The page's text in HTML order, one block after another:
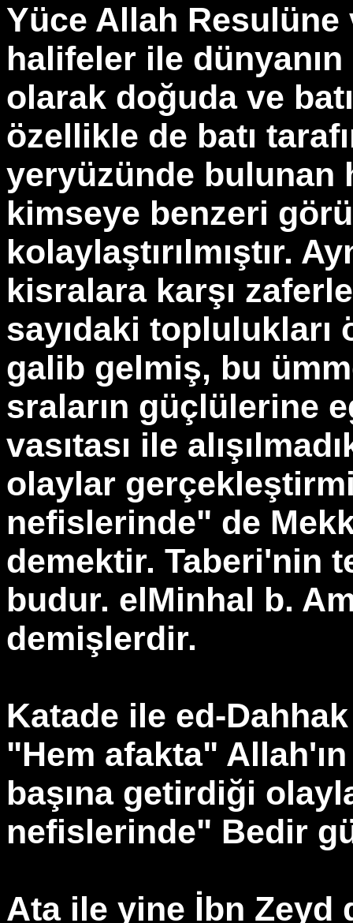
Yüce Allah
halifeler ile
olarak doğuda ve
özellikle de batı
yeryüzünde bulunan
kimseye benzeri
kolaylaştırılmıştır.
kisralara karşı
sayıdaki
galib gelmiş, bu
sraların güçlülerine
vasıtası ile
olaylar
nefislerinde" de
demektir. Taberi'nin
budur. elMinhal b.
demişlerdir.
Katade ile ed-
"Hem afakta"
başına getirdiği
nefislerinde" Bedir
Ata ile yine İbn Zeyd